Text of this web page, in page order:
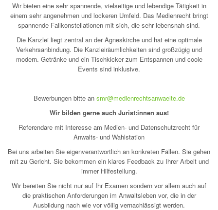
Wir bieten eine sehr spannende, vielseitige und lebendige Tätigkeit in
einem sehr angenehmen und lockeren Umfeld. Das Medienrecht bringt
spannende Fallkonstellationen mit sich, die sehr lebensnah sind.
Die Kanzlei liegt zentral an der Agneskirche und hat eine optimale
Verkehrsanbindung. Die Kanzleiräumlichkeiten sind großzügig und
modern. Getränke und ein Tischkicker zum Entspannen und coole
Events sind inklusive.
Bewerbungen bitte an smr@medienrechtsanwaelte.de
Wir bilden gerne auch Jurist:innen aus!
Referen­dare mit In­teres­se am Medien- und Daten­schutz­recht für
Anwalts- und Wahl­station
Bei uns arbeiten Sie eigen­verant­wort­lich an kon­kreten Fällen. Sie gehen
mit zu Gericht. Sie bekommen ein klares Feedback zu Ihrer Arbeit und
immer Hilfestellung.
Wir bereiten Sie nicht nur auf Ihr Examen sondern vor allem auch auf
die praktischen Anforderungen im Anwaltsleben vor, die in der
Ausbildung nach wie vor völlig vernachlässigt werden.